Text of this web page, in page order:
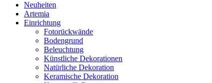
Neuheiten
Artemia
Einrichtung
Fotorückwände
Bodengrund
Beleuchtung
Künstliche Dekorationen
Natürliche Dekoration
Keramische Dekoration